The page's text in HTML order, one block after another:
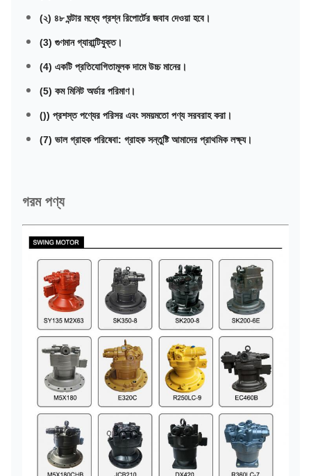
(২) ৪৮ ঘন্টার মধ্যে প্রশ্ন রিপোর্টের জবাব দেওয়া হবে।
(3) গুণমান গ্যারান্টিযুক্ত।
(4) একটি প্রতিযোগিতামূলক দামে উচ্চ মানের।
(5) কম মিনিট অর্ডার পরিমাণ।
()) প্রশস্ত পণ্যের পরিসর এবং সময়মতো পণ্য সরবরাহ করা।
(7) ভাল গ্রাহক পরিষেবা: গ্রাহক সন্তুষ্টি আমাদের প্রাথমিক লক্ষ্য।
গরম পণ্য